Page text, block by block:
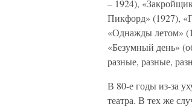
– 1924),
Пикфорд» (1927),
«Однажды летом»
«Безумный день»
разные, разные,
В 80-е годы из-за
театра. В тех же